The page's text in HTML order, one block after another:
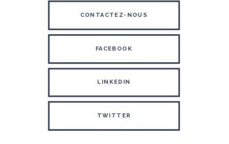
CONTACTEZ-NOUS
FACEBOOK
LINKEDIN
TWITTER